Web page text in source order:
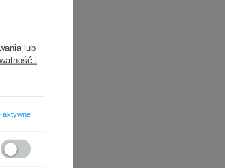
lub
i
aktywne